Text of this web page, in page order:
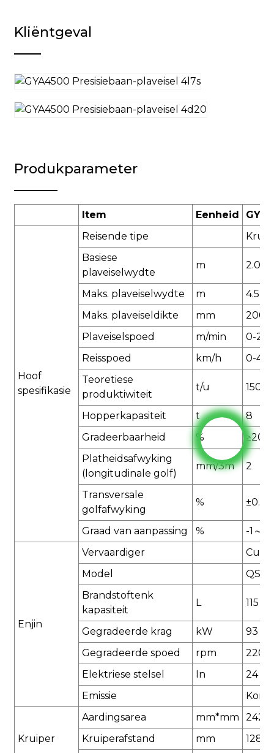
Kliëntgeval
Produkparameter
Item Eenheid
Hoof
spesifikasie
Reisende tipe
Basiese
plaveiselwydte
m 2.0
Maks. plaveiselwydte m
4.5
Maks. plaveiseldikte
mm
200
Plaveiselspoed
m/min
0-20
Reisspoed
km/h
0-4.5
Teoretiese
produktiwiteit
t/u 150
Hopperkapasiteit t
8
Gradeerbaarheid
%
≥20
Platheidsafwyking
(longitudinale golf)
mm/3m 2
Transversale
golfafwyking
% ±0.02
Graad van aanpassing % -1～+3
Enjin
Vervaardiger
Model
Brandstoftenk
kapasiteit
L 115
Gegradeerde krag kW
93
Gegradeerde spoed
rpm
2200
Elektriese stelsel
In
24
Emissie
Kruiper
Aardingsarea mm*mm
Kruiperafstand
mm
1284